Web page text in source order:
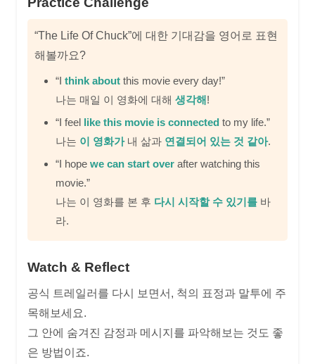
“The Life Of Chuck”에 대한 기대감을 영어로 표현
해볼까요?
“I think about this movie every day!”
나는 매일 이 영화에 대해 생각해!
“I feel like this movie is connected to my life.”
나는 이 영화가내 삶과 연결되어 있는 것 같아.
“I hope we can start over after watching this
movie.”
나는 이 영화를 본 후 다시 시작할 수 있기를 바
라.
Watch & Reflect
공식 트레일러를 다시 보면서, 척의 표정과 말투에 주
목해보세요.
그 안에 숨겨진 감정과 메시지를 파악해보는 것도 좋
은 방법이죠.